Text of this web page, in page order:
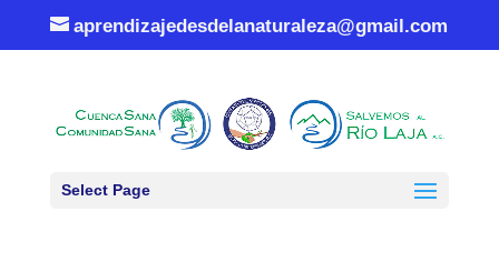
aprendizajedesdelanaturaleza@gmail.com
Select Page